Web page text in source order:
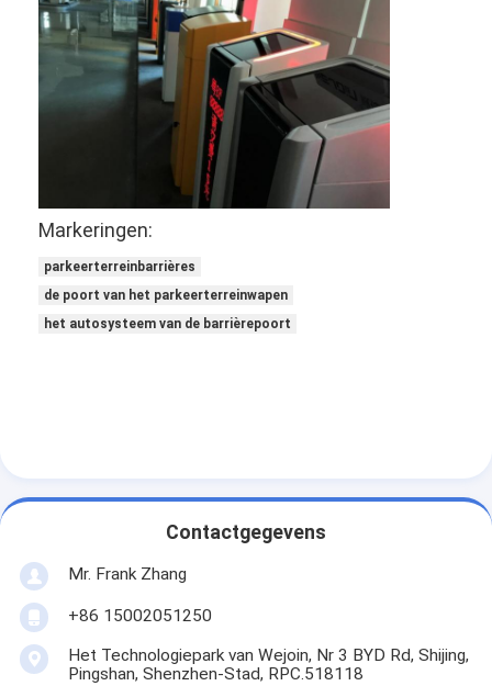
Nieuws
Gevallen
Ga Nu Praten.
tourniquet barrière poort
Automatische slagboom
Statief tourniquet Gate
Advertentiebelemmering
Markeringen:
parkeerterreinbarrières
de poort van het parkeerterreinwapen
het autosysteem van de barrièrepoort
Contactgegevens
Mr. Frank Zhang
+86 15002051250
Het Technologiepark van Wejoin, Nr 3 BYD Rd, Shijing,
Pingshan, Shenzhen-Stad, RPC.518118